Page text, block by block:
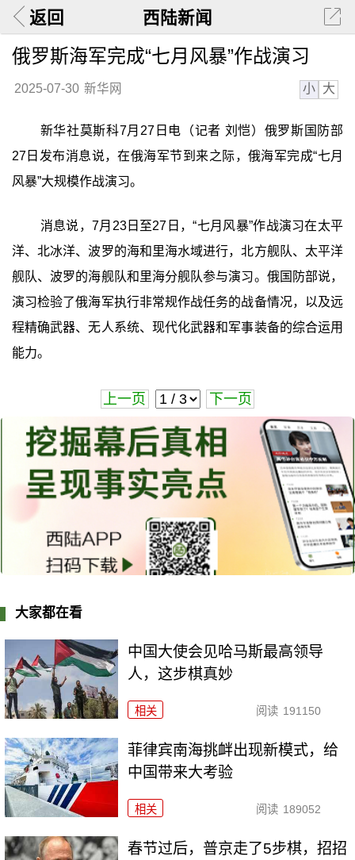
返回 西陆新闻
俄罗斯海军完成“七月风暴”作战演习
2025-07-30 新华网 小 大
新华社莫斯科7月27日电（记者 刘恺）俄罗斯国防部
27日发布消息说，在俄海军节到来之际，俄海军完成“七月
风暴”大规模作战演习。
消息说，7月23日至27日，“七月风暴”作战演习在太平
洋、北冰洋、波罗的海和里海水域进行，北方舰队、太平洋
舰队、波罗的海舰队和里海分舰队参与演习。俄国防部说，
演习检验了俄海军执行非常规作战任务的战备情况，以及远
程精确武器、无人系统、现代化武器和军事装备的综合运用
能力。
上一页 下一页
大家都在看
中国大使会见哈马斯最高领导
人，这步棋真妙
相关 阅读 191150
菲律宾南海挑衅出现新模式，给
中国带来大考验
相关 阅读 189052
春节过后，普京走了5步棋，招招